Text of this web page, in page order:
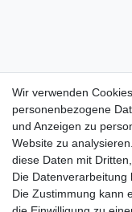
Wir verwenden
personenbezogene
und Anzeigen zu
Website zu
diese Daten mit
Die
Die Zustimmung kann